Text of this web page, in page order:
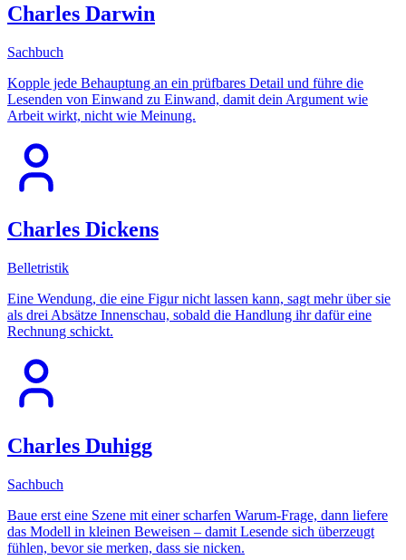
Charles Darwin
Sachbuch
Kopple jede Behauptung an ein prüfbares Detail und führe die
Lesenden von Einwand zu Einwand, damit dein Argument wie
Arbeit wirkt, nicht wie Meinung.
Charles Dickens
Belletristik
Eine Wendung, die eine Figur nicht lassen kann, sagt mehr über sie
als drei Absätze Innenschau, sobald die Handlung ihr dafür eine
Rechnung schickt.
Charles Duhigg
Sachbuch
Baue erst eine Szene mit einer scharfen Warum-Frage, dann liefere
das Modell in kleinen Beweisen – damit Lesende sich überzeugt
fühlen, bevor sie merken, dass sie nicken.